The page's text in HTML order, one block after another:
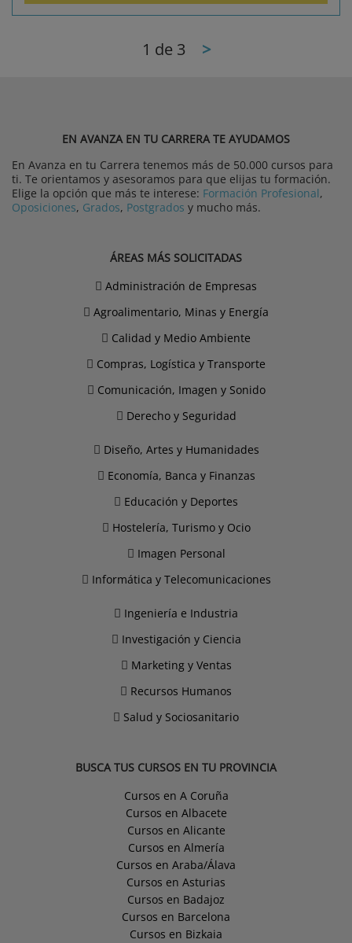
1 de 3 >
EN AVANZA EN TU CARRERA TE AYUDAMOS
En Avanza en tu Carrera tenemos más de 50.000 cursos para
ti. Te orientamos y asesoramos para que elijas tu formación.
Elige la opción que más te interese: Formación Profesional,
Oposiciones, Grados, Postgrados y mucho más.
ÁREAS MÁS SOLICITADAS
Administración de Empresas
Agroalimentario, Minas y Energía
Calidad y Medio Ambiente
Compras, Logística y Transporte
Comunicación, Imagen y Sonido
Derecho y Seguridad
Diseño, Artes y Humanidades
Economía, Banca y Finanzas
Educación y Deportes
Hostelería, Turismo y Ocio
Imagen Personal
Informática y Telecomunicaciones
Ingeniería e Industria
Investigación y Ciencia
Marketing y Ventas
Recursos Humanos
Salud y Sociosanitario
BUSCA TUS CURSOS EN TU PROVINCIA
Cursos en A Coruña
Cursos en Albacete
Cursos en Alicante
Cursos en Almería
Cursos en Araba/Álava
Cursos en Asturias
Cursos en Badajoz
Cursos en Barcelona
Cursos en Bizkaia